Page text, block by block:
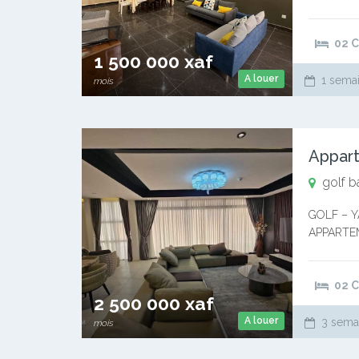
A louer
1 500 000 xaf
mois
02
1
A louer
2 500 000 xaf
mois
golf
GOLF –
02
3